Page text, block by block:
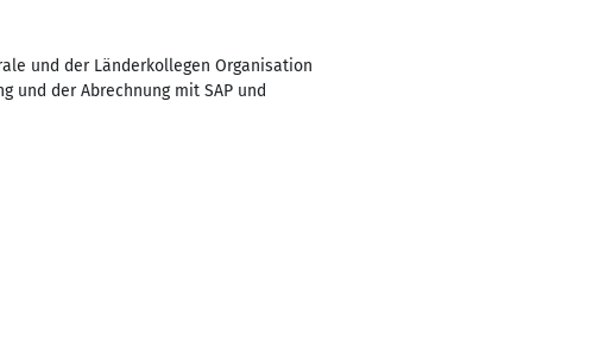
und der Länderkollegen Organisation
und der Abrechnung mit SAP und